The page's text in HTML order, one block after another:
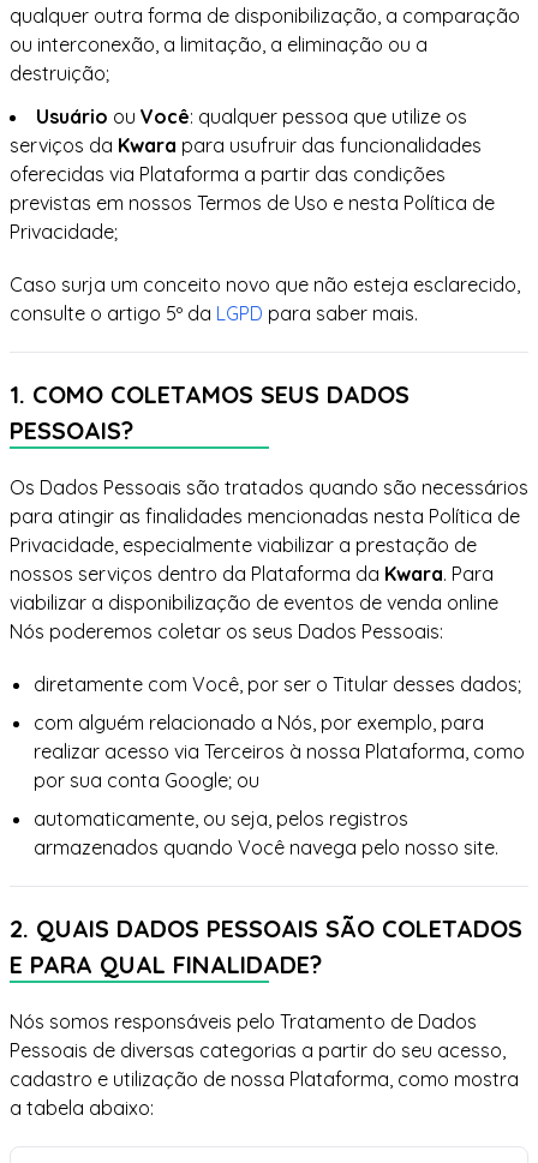
qualquer outra forma de disponibilização, a comparação
ou interconexão, a limitação, a eliminação ou a
destruição;
Usuário ou Você: qualquer pessoa que utilize os
serviços da Kwara para usufruir das funcionalidades
oferecidas via Plataforma a partir das condições
previstas em nossos Termos de Uso e nesta Política de
Privacidade;
Caso surja um conceito novo que não esteja esclarecido,
consulte o artigo 5º da LGPD para saber mais.
1. COMO COLETAMOS SEUS DADOS
PESSOAIS?
Os Dados Pessoais são tratados quando são necessários
para atingir as finalidades mencionadas nesta Política de
Privacidade, especialmente viabilizar a prestação de
nossos serviços dentro da Plataforma da Kwara. Para
viabilizar a disponibilização de eventos de venda online
Nós poderemos coletar os seus Dados Pessoais:
diretamente com Você, por ser o Titular desses dados;
com alguém relacionado a Nós, por exemplo, para
realizar acesso via Terceiros à nossa Plataforma, como
por sua conta Google; ou
automaticamente, ou seja, pelos registros
armazenados quando Você navega pelo nosso site.
2. QUAIS DADOS PESSOAIS SÃO COLETADOS
E PARA QUAL FINALIDADE?
Nós somos responsáveis pelo Tratamento de Dados
Pessoais de diversas categorias a partir do seu acesso,
cadastro e utilização de nossa Plataforma, como mostra
a tabela abaixo: